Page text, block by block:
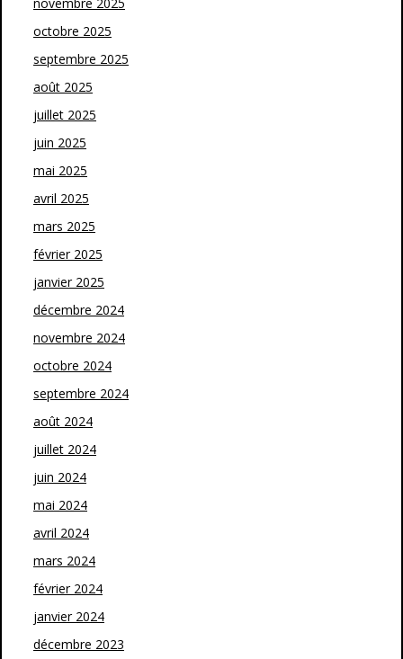
octobre 2025
septembre 2025
août 2025
juillet 2025
juin 2025
mai 2025
avril 2025
mars 2025
février 2025
janvier 2025
décembre 2024
novembre 2024
octobre 2024
septembre 2024
août 2024
juillet 2024
juin 2024
mai 2024
avril 2024
mars 2024
février 2024
janvier 2024
décembre 2023